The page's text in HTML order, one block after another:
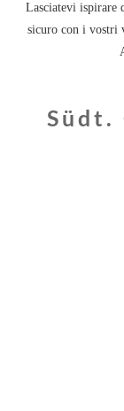
Lasciatevi ispirare
sicuro con i vostri
Südt.